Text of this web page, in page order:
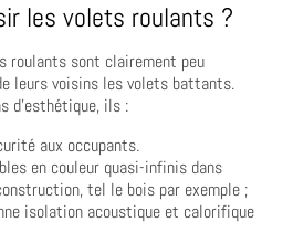
les volets roulants ?
roulants sont clairement peu
leurs voisins les volets battants.
d’esthétique, ils :
aux occupants.
en couleur quasi-infinis dans
tel le bois par exemple ;
isolation acoustique et calorifique